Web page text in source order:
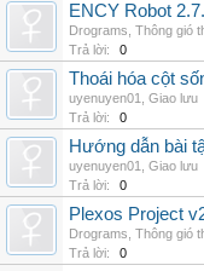
ENCY Robot
Drograms Thông gió
Trả lời:
0
Thoái hóa cột
uyenuyen01
Giao lưu
Trả lời:
0
Hướng dẫn bài
uyenuyen01
Giao lưu
Trả lời:
0
Plexos Project
Drograms Thông gió
Trả lời:
0